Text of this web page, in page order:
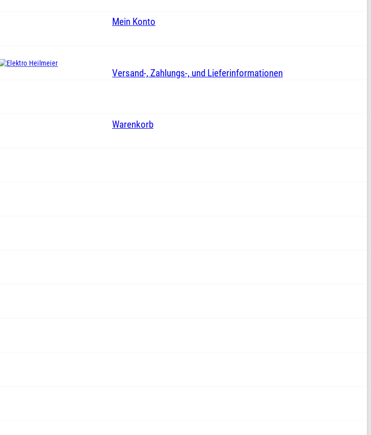
Mein Konto
Versand-, Zahlungs-, und Lieferinformationen
Warenkorb